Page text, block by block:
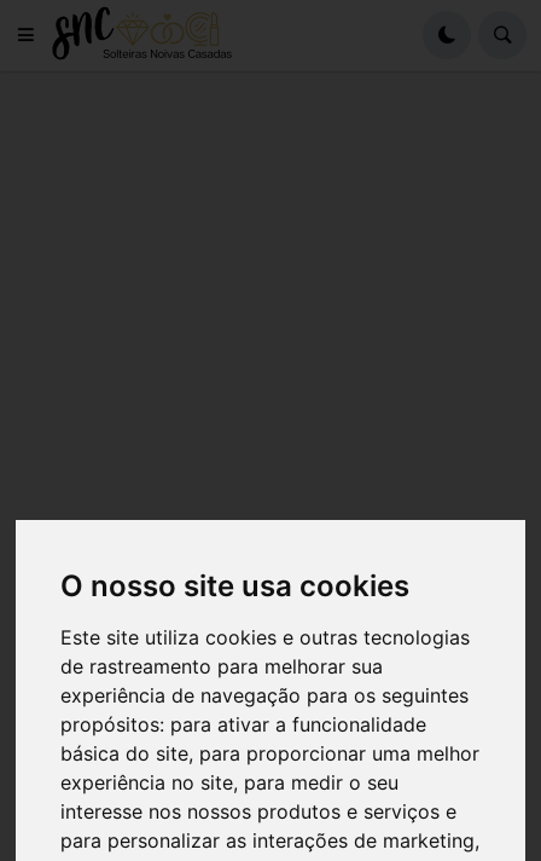
O nosso site usa cookies
Este site utiliza cookies e outras tecnologias
de rastreamento para melhorar sua
experiência de navegação para os seguintes
propósitos: para ativar a funcionalidade
básica do site, para proporcionar uma melhor
experiência no site, para medir o seu
interesse nos nossos produtos e serviços e
para personalizar as interações de marketing,
Página inicial Solteiras
18 hábitos fundamentais de
rotina matinal para
mulheres solteiras